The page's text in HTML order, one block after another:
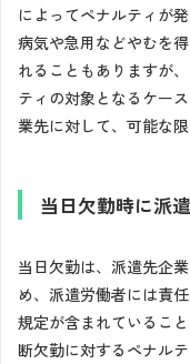
によってペナルティが
病気や急用などやむを
れることもありますが
ティの対象となるケー
業先に対して、可能な
当日欠勤時に派
当日欠勤は、派遣先企
め、派遣労働者には責
規定が含まれているこ
断欠勤に対するペナル